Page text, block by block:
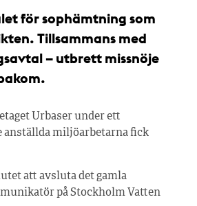
för sophämtning som
Tillsammans med
– utbrett missnöje
Urbaser under ett
anställda miljöarbetarna fick
att avsluta det gamla
på Stockholm Vatten